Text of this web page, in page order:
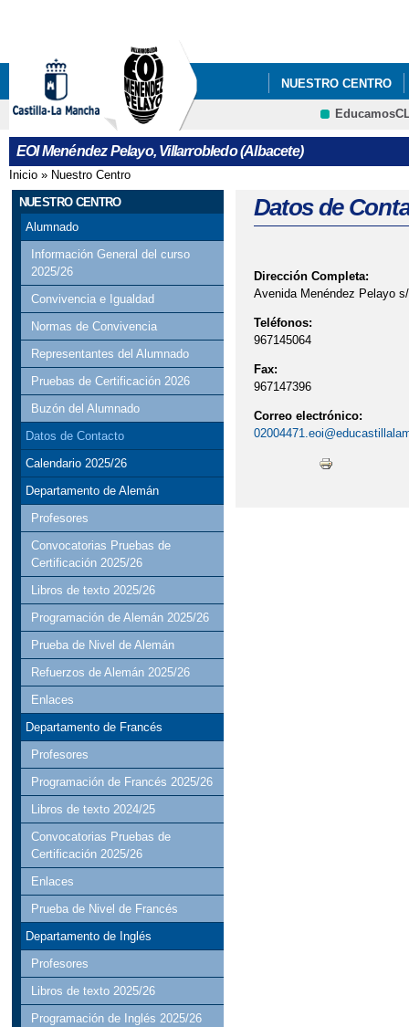
NUESTRO CENTRO
EOI Menéndez Pelayo, Villarrobledo (Albacete)
Se encuentra usted aquí
Inicio » Nuestro Centro
NUESTRO CENTRO
Alumnado
Información General del curso
2025/26
Convivencia e Igualdad
Normas de Convivencia
Representantes del Alumnado
Pruebas de Certificación 2026
Buzón del Alumnado
Datos de Contacto
Calendario 2025/26
Departamento de Alemán
Profesores
Convocatorias Pruebas de
Certificación 2025/26
Libros de texto 2025/26
Programación de Alemán 2025/26
Prueba de Nivel de Alemán
Refuerzos de Alemán 2025/26
Enlaces
Departamento de Francés
Profesores
Programación de Francés 2025/26
Libros de texto 2024/25
Convocatorias Pruebas de
Certificación 2025/26
Enlaces
Prueba de Nivel de Francés
Departamento de Inglés
Profesores
Libros de texto 2025/26
Programación de Inglés 2025/26
Datos de
Dirección Completa:
Avenida Menéndez Pelayo
Teléfonos:
967145064
Fax:
967147396
Correo electrónico: